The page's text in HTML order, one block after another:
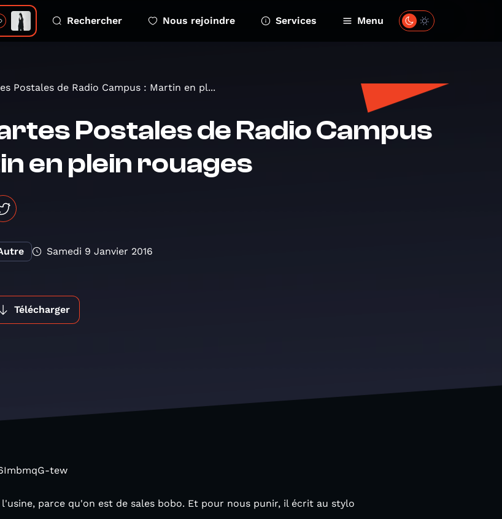
Rechercher Nous rejoindre Services Menu
Postales de Radio Campus : Martin en pl...
Postales de Radio Campus
en plein rouages
Samedi 9 Janvier 2016
Télécharger
tew
parce qu'on est de sales bobo. Et pour nous punir, il écrit au stylo